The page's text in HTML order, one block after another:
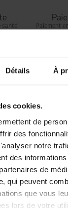
Détails À
cookies.
de
des
notre
des
de
qui peuvent
que vous
lors de votre
santé
99€
Paiement
les
LOURDES
et l’efficacité.